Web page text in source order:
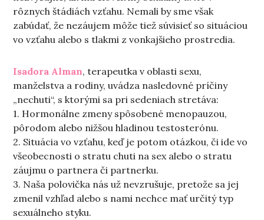
rôznych štádiách vzťahu. Nemali by sme však
zabúdať, že nezáujem môže tiež súvisieť so situáciou
vo vzťahu alebo s tlakmi z vonkajšieho prostredia.
Isadora Alman, terapeutka v oblasti sexu,
manželstva a rodiny, uvádza nasledovné príčiny
„nechuti“, s ktorými sa pri sedeniach stretáva:
1. Hormonálne zmeny spôsobené menopauzou,
pôrodom alebo nižšou hladinou testosterónu.
2. Situácia vo vzťahu, keď je potom otázkou, či ide vo
všeobecnosti o stratu chuti na sex alebo o stratu
záujmu o partnera či partnerku.
3. Naša polovička nás už nevzrušuje, pretože sa jej
zmenil vzhľad alebo s nami nechce mať určitý typ
sexuálneho styku.